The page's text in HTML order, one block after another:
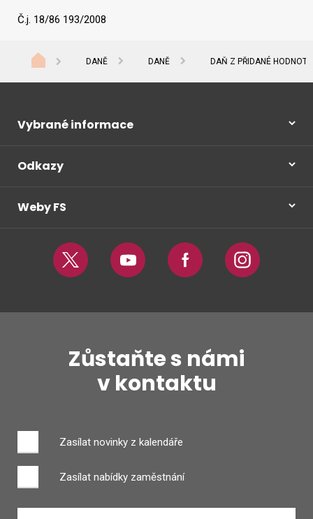
Č.j. 18/86 193/2008
DANĚ DANĚ DAŇ Z PŘIDANÉ HODNOTY
Vybrané informace
Odkazy
Weby FS
Twitter Youtube Facebook Instagram
Zůstaňte s námi
v kontaktu
Zasílat novinky z kalendáře
Zasílat nabídky zaměstnání